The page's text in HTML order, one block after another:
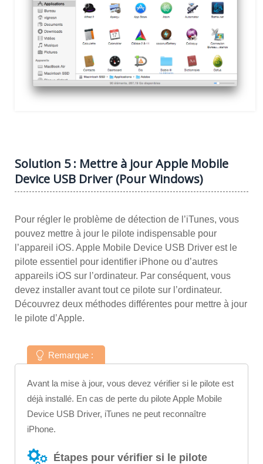
Solution 5 : Mettre à jour Apple Mobile
Device USB Driver (Pour Windows)
Pour régler le problème de détection de l’iTunes, vous
pouvez mettre à jour le pilote indispensable pour
l’appareil iOS. Apple Mobile Device USB Driver est le
pilote essentiel pour identifier iPhone ou d’autres
appareils iOS sur l’ordinateur. Par conséquent, vous
devez installer avant tout ce pilote sur l’ordinateur.
Découvrez deux méthodes différentes pour mettre à jour
le pilote d’Apple.
Remarque :
Avant la mise à jour, vous devez vérifier si le pilote est
déjà installé. En cas de perte du pilote Apple Mobile
Device USB Driver, iTunes ne peut reconnaître
iPhone.
Étapes pour vérifier si le pilote